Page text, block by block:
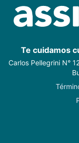
Te cuidamos
Carlos Pellegrini N°